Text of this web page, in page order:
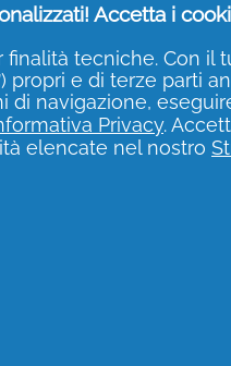
Accetta i
tecniche. Con il
propri e di terze parti
navigazione,
Privacy.
elencate nel nostro